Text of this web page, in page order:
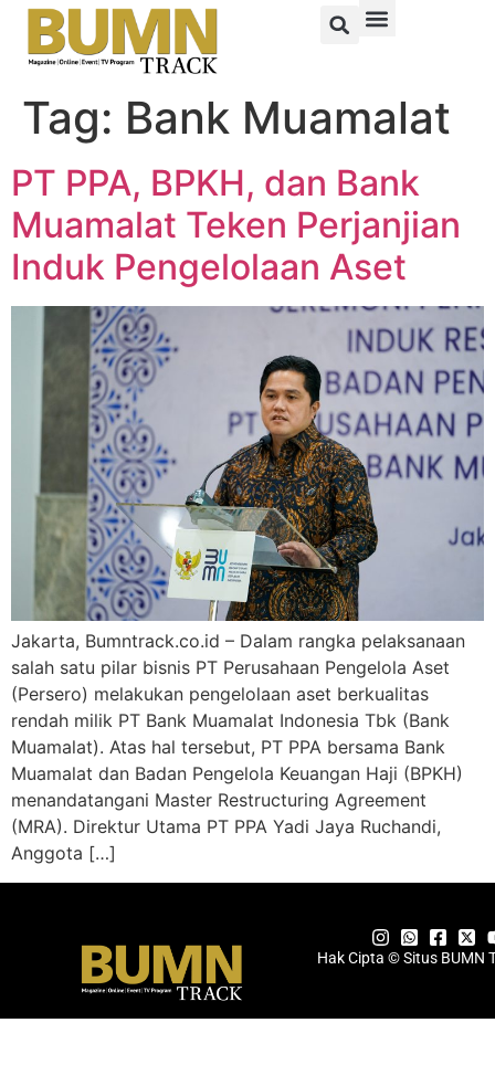
Tag: Bank Muamalat
PT PPA, BPKH, dan Bank
Muamalat Teken Perjanjian
Induk Pengelolaan Aset
Jakarta, Bumntrack.co.id – Dalam rangka pelaksanaan
salah satu pilar bisnis PT Perusahaan Pengelola Aset
(Persero) melakukan pengelolaan aset berkualitas
rendah milik PT Bank Muamalat Indonesia Tbk (Bank
Muamalat). Atas hal tersebut, PT PPA bersama Bank
Muamalat dan Badan Pengelola Keuangan Haji (BPKH)
menandatangani Master Restructuring Agreement
(MRA). Direktur Utama PT PPA Yadi Jaya Ruchandi,
Anggota […]
Hak Cipta © Situs BUMN